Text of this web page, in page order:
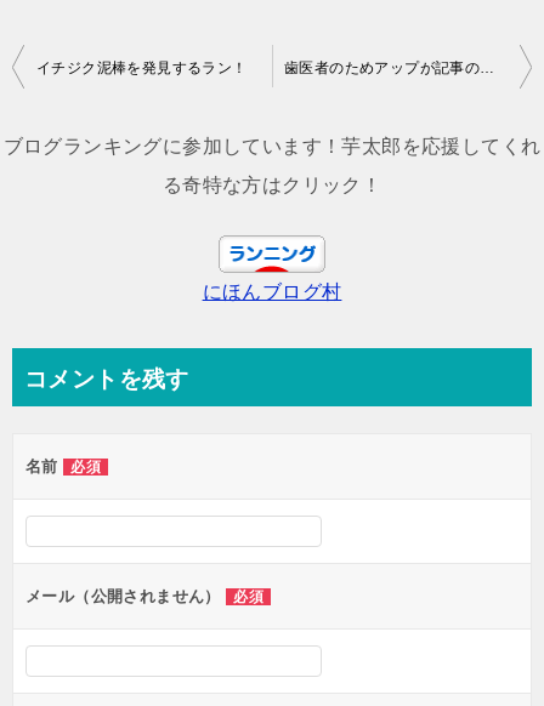
投
ナ
ン
イチジク泥棒を発見するラン！ 歯医者のためアップが記事の遅れるand皆様への感謝を綴る
ブログランキングに参加しています！芋太郎を応援してくれ
る奇特な方はクリック！
にほんブログ村
コメントを残す
名前 必須
メール（公開されません） 必須